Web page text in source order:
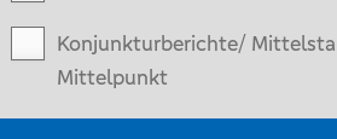
Konjunkturberichte/
Mittelpunkt